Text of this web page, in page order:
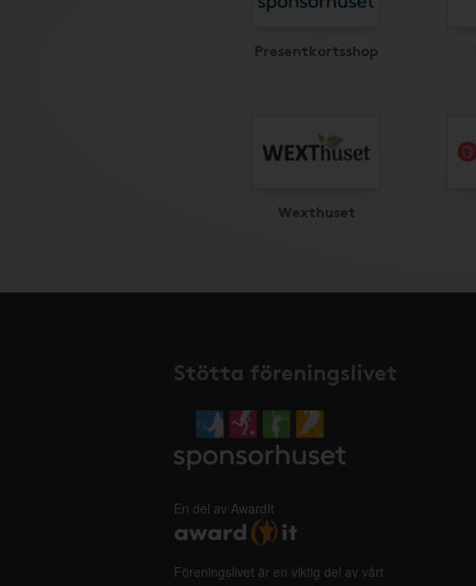
Presentkortsshop
Wexthuset
Stötta föreningslivet
En del av AwardIt
Föreningslivet är en viktig del av vårt